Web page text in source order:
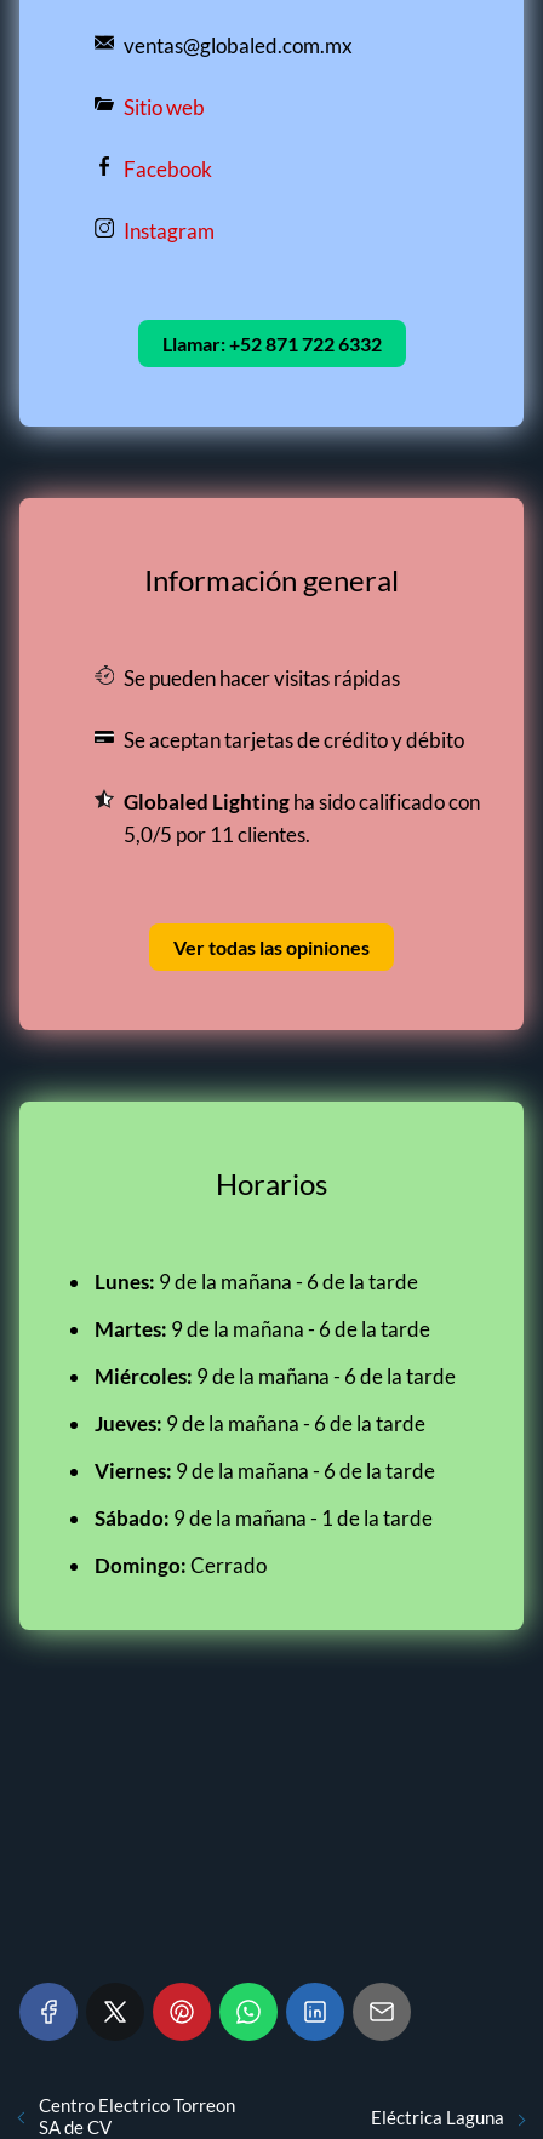
ventas@globaled.com.mx
Sitio web
Facebook
Instagram
Llamar:+52 871 722 6332
Información general
Se pueden hacer visitas rápidas
Se aceptan tarjetas de crédito y débito
Globaled Lightingha sido calificado con
5,0/5 por 11 clientes.
Ver todas las opiniones
Horarios
Lunes: 9 de la mañana - 6 de la tarde
Martes: 9 de la mañana - 6 de la tarde
Miércoles: 9 de la mañana - 6 de la tarde
Jueves: 9 de la mañana - 6 de la tarde
Viernes: 9 de la mañana - 6 de la tarde
Sábado: 9 de la mañana - 1 de la tarde
Domingo:Cerrado
Centro Electrico Torreon
SA de CV
Eléctrica Laguna